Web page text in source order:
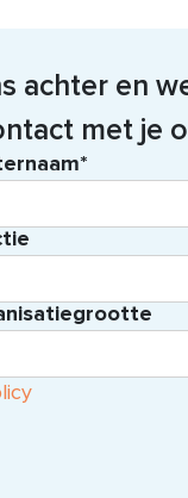
achter en
met je